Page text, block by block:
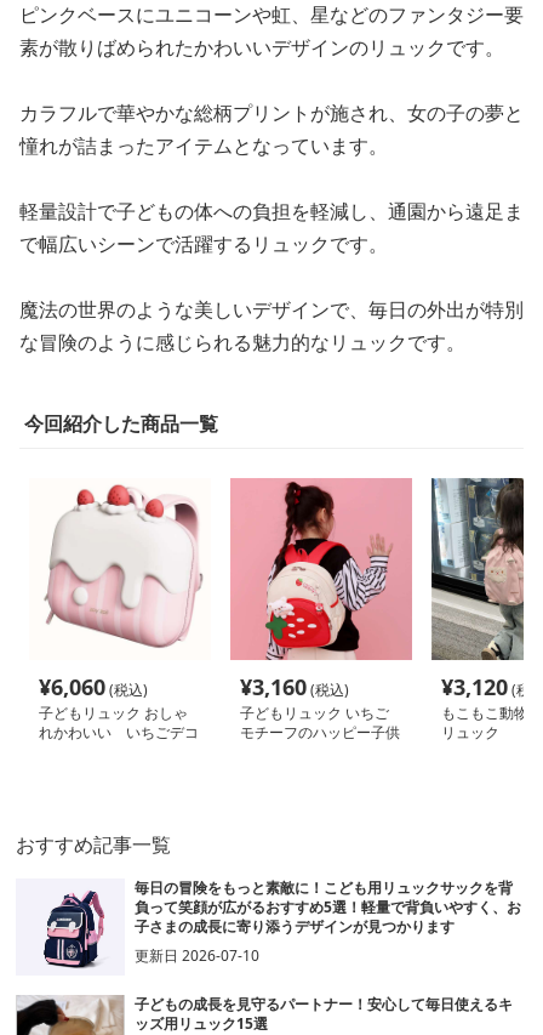
ピンクベースにユニコーンや虹、星などのファンタジー要
素が散りばめられたかわいいデザインのリュックです。
カラフルで華やかな総柄プリントが施され、女の子の夢と
憧れが詰まったアイテムとなっています。
軽量設計で子どもの体への負担を軽減し、通園から遠足ま
で幅広いシーンで活躍するリュックです。
魔法の世界のような美しいデザインで、毎日の外出が特別
な冒険のように感じられる魅力的なリュックです。
今回紹介した商品一覧
¥6,060(税込)
子どもリュック おしゃ
れかわいい いちごデコ
¥3,160(税込)
子どもリュック いちご
モチーフのハッピー子供
¥3,120(税
もこもこ動物
リュック
おすすめ記事一覧
毎日の冒険をもっと素敵に！こども用リュックサックを背
負って笑顔が広がるおすすめ5選！軽量で背負いやすく、お
子さまの成長に寄り添うデザインが見つかります
更新日2026-07-10
子どもの成長を見守るパートナー！安心して毎日使えるキ
ッズ用リュック15選